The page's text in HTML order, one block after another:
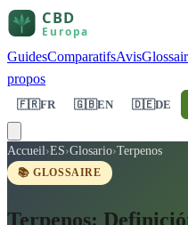
GuidesComparatifsAvis
propos
🇫🇷FR 🇬🇧EN 🇩🇪DE
Accueil›ES›Glosario›Terpenos
📚 GLOSSAIRE
Terpenos: